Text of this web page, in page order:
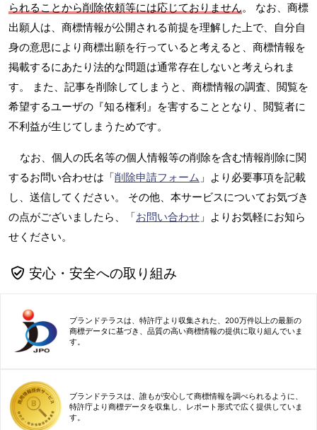
られることから削除依頼等には応じておりません。 なお、商標
出願人は、商標情報が公開される前提を理解した上で、自分自
身の意思により商標出願を行っていると考えると、商標情報を
掲載するにあたり法的な問題は通常存在しないと考えられま
す。 また、記事を削除してしまうと、商標情報の調査、閲覧を
希望するユーザの『知る権利』を害することとなり、閲覧者に
不利益が生じてしまうためです。
なお、個人の氏名等の個人情報等の削除を含む情報削除に関
するお問い合わせは「削除申請フォーム 」より必要事項を記載
し、送信してください。 その他、本サービスについてお気づき
の点がございましたら、「お問い合わせ 」よりお気軽にお知ら
せください。
安心・安全への取り組み
ブランドテラスは、特許庁より収集された、200万件以上の最新の
商標データに基づき、品質の高い商標情報の提供に取り組んでいま
す。
ブランドテラスは、誰もが安心して商標情報を調べられるように、
特許庁より商標データを収集し、レポート形式で広く提供していま
す。